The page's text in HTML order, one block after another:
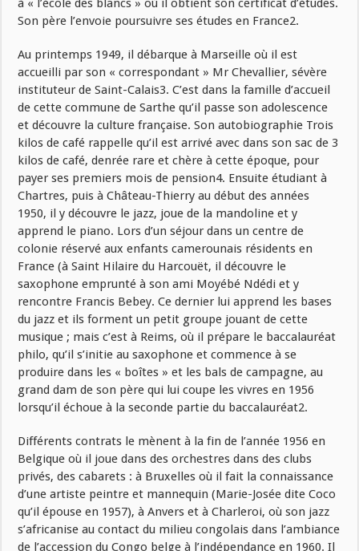
à « l’école des blancs » où il obtient son certificat d’études.
Son père l’envoie poursuivre ses études en France2.
Au printemps 1949, il débarque à Marseille où il est
accueilli par son « correspondant » Mr Chevallier, sévère
instituteur de Saint-Calais3. C’est dans la famille d’accueil
de cette commune de Sarthe qu’il passe son adolescence
et découvre la culture française. Son autobiographie Trois
kilos de café rappelle qu’il est arrivé avec dans son sac de 3
kilos de café, denrée rare et chère à cette époque, pour
payer ses premiers mois de pension4. Ensuite étudiant à
Chartres, puis à Château-Thierry au début des années
1950, il y découvre le jazz, joue de la mandoline et y
apprend le piano. Lors d’un séjour dans un centre de
colonie réservé aux enfants camerounais résidents en
France (à Saint Hilaire du Harcouët, il découvre le
saxophone emprunté à son ami Moyébé Ndédi et y
rencontre Francis Bebey. Ce dernier lui apprend les bases
du jazz et ils forment un petit groupe jouant de cette
musique ; mais c’est à Reims, où il prépare le baccalauréat
philo, qu’il s’initie au saxophone et commence à se
produire dans les « boîtes » et les bals de campagne, au
grand dam de son père qui lui coupe les vivres en 1956
lorsqu’il échoue à la seconde partie du baccalauréat2.
Différents contrats le mènent à la fin de l’année 1956 en
Belgique où il joue dans des orchestres dans des clubs
privés, des cabarets : à Bruxelles où il fait la connaissance
d’une artiste peintre et mannequin (Marie-Josée dite Coco
qu’il épouse en 1957), à Anvers et à Charleroi, où son jazz
s’africanise au contact du milieu congolais dans l’ambiance
de l’accession du Congo belge à l’indépendance en 1960. Il